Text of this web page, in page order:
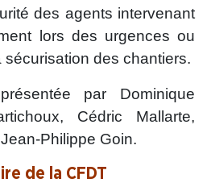
des agents intervenant
lors des urgences ou
sécurisation des chantiers.
par Dominique
Cédric Mallarte,
Philippe Goin.
de la CFDT